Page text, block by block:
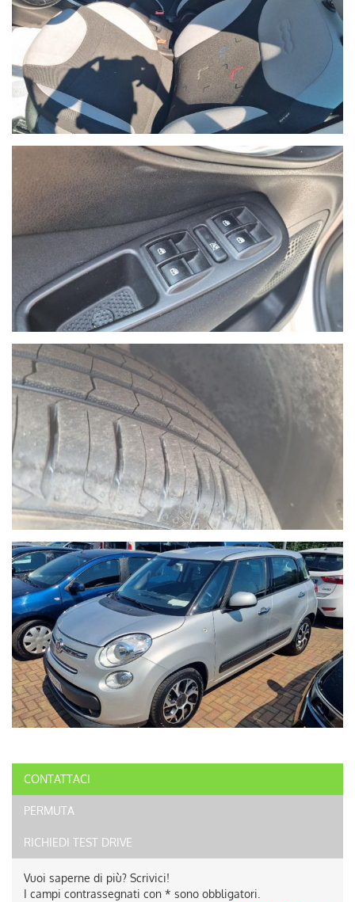
CONTATTACI
PERMUTA
RICHIEDI TEST DRIVE
Vuoi saperne di più? Scrivici!
I campi contrassegnati con * sono obbligatori.